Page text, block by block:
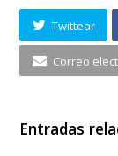
Twittear
Correo
Entradas